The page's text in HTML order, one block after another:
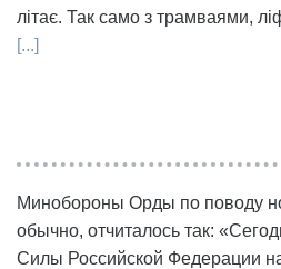
літає. Так само з трамваями,
[...]
Минобороны Орды по поводу
обычно, отчиталось так:
Силы Российской Федерации